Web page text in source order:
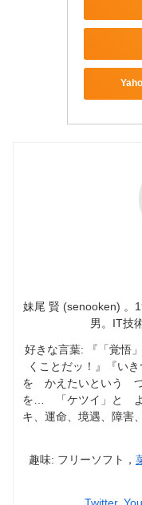
妹尾 賢 (senooken) 。
男。IT技
好きな言葉: 『「覚悟
くことだッ！』『い
を かえたいという
を… 「ケツイ」と よ
キ、運命、境遇、障害
趣味: フリーソフト，